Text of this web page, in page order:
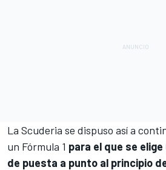
La Scuderia se dispuso así a
un Fórmula 1 para el que se
de puesta a punto al principio